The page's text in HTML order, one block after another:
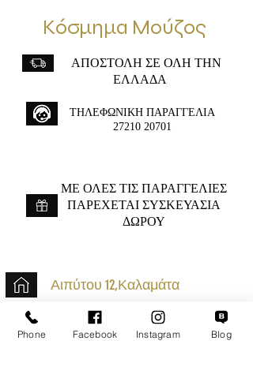
Κόσμημα Μούζος
ΑΠΟΣΤΟΛΗ ΣΕ ΟΛΗ ΤΗΝ
ΕΛΛΑΔΑ
ΤΗΛΕΦΩΝΙΚΗ ΠΑΡΑΓΓΕΛΙΑ
27210 20701
ME ΟΛΕΣ ΤΙΣ ΠΑΡΑΓΓΕΛΙΕΣ
ΠΑΡΕΧΕΤΑΙ ΣΥΣΚΕΥΑΣΙΑ
ΔΩΡΟΥ
Αιπύτου 12,Καλαμάτα
+30 2721020701
k.mouzos.wix@gmail.com
Phone Facebook Instagram Blog